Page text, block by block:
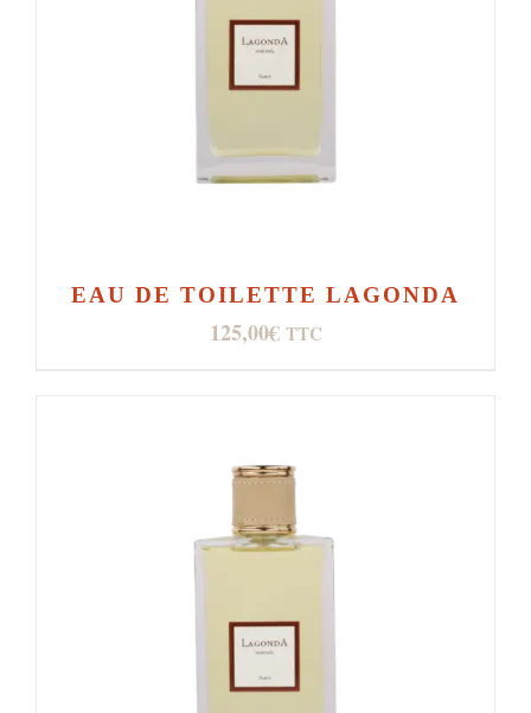
EAU DE TOILETTE LAGONDA
125,00€ TTC